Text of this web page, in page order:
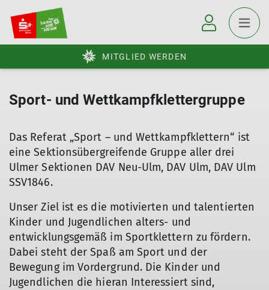
MITGLIED WERDEN
Sport- und Wettkampfklettergruppe
Das Referat „Sport – und Wettkampfklettern“ ist
eine Sektionsübergreifende Gruppe aller drei
Ulmer Sektionen DAV Neu-Ulm, DAV Ulm, DAV Ulm
SSV1846.
Unser Ziel ist es die motivierten und talentierten
Kinder und Jugendlichen alters- und
entwicklungsgemäß im Sportklettern zu fördern.
Dabei steht der Spaß am Sport und der
Bewegung im Vordergrund. Die Kinder und
Jugendlichen die hieran Interessiert sind,